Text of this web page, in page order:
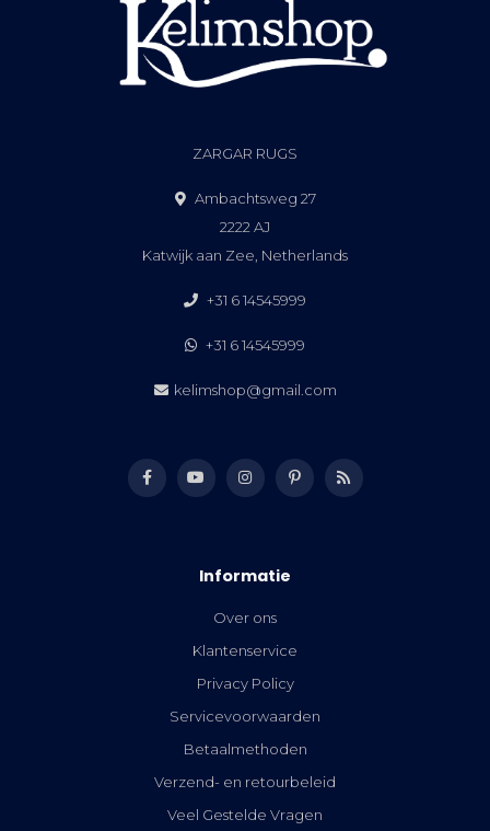
ZARGAR RUGS
Ambachtsweg 27
2222 AJ
Katwijk aan Zee, Netherlands
+31 6 14545999
+31 6 14545999
kelimshop@gmail.com
Informatie
Over ons
Klantenservice
Privacy Policy
Servicevoorwaarden
Betaalmethoden
Verzend- en retourbeleid
Veel Gestelde Vragen